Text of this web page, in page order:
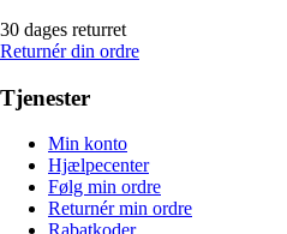
30 dages returret
Returnér din ordre
Tjenester
Min konto
Hjælpecenter
Følg min ordre
Returnér min ordre